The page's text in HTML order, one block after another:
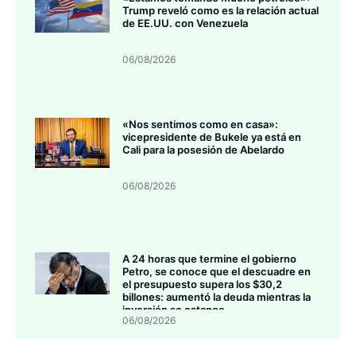
Trump reveló como es la relación actual
de EE.UU. con Venezuela
06/08/2026
«Nos sentimos como en casa»:
vicepresidente de Bukele ya está en
Cali para la posesión de Abelardo
06/08/2026
A 24 horas que termine el gobierno
Petro, se conoce que el descuadre en
el presupuesto supera los $30,2
billones: aumentó la deuda mientras la
inversión se estanca
06/08/2026